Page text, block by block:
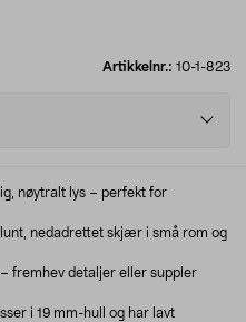
Artikkelnr.: 10-1-823
nøytralt lys – perfekt for
nedadrettet skjær i små rom og
fremhev detaljer eller suppler
i 19 mm-hull og har lavt